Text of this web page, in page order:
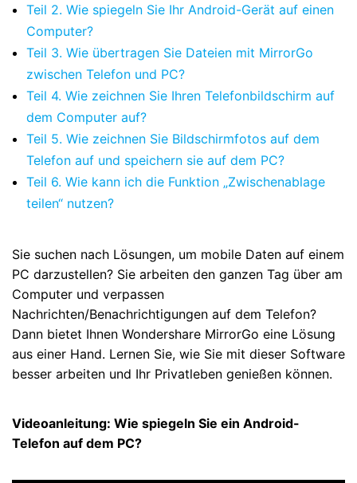
Teil 2. Wie spiegeln Sie Ihr Android-Gerät auf einen
Computer?
Teil 3. Wie übertragen Sie Dateien mit MirrorGo
zwischen Telefon und PC?
Teil 4. Wie zeichnen Sie Ihren Telefonbildschirm auf
dem Computer auf?
Teil 5. Wie zeichnen Sie Bildschirmfotos auf dem
Telefon auf und speichern sie auf dem PC?
Teil 6. Wie kann ich die Funktion „Zwischenablage
teilen“ nutzen?
Sie suchen nach Lösungen, um mobile Daten auf einem
PC darzustellen? Sie arbeiten den ganzen Tag über am
Computer und verpassen
Nachrichten/Benachrichtigungen auf dem Telefon?
Dann bietet Ihnen Wondershare MirrorGo eine Lösung
aus einer Hand. Lernen Sie, wie Sie mit dieser Software
besser arbeiten und Ihr Privatleben genießen können.
Videoanleitung: Wie spiegeln Sie ein Android-
Telefon auf dem PC?